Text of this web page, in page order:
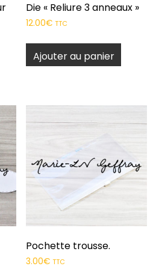
Die « Reliure 3 anneaux »
12.00€ TTC
Ajouter au panier
Pochette trousse.
3.00€ TTC